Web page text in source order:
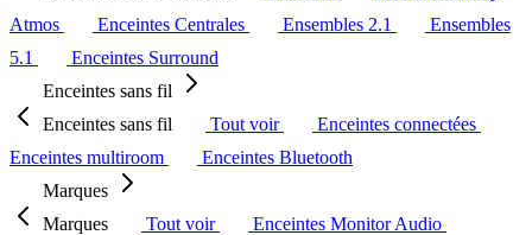
Atmos
Enceintes Centrales Ensembles 2.1
Ensembles
5.1
Enceintes Surround
Enceintes sans fil
Enceintes sans fil
Tout voir
Enceintes connectées
Enceintes multiroom
Enceintes Bluetooth
Marques
Marques
Tout voir
Enceintes Monitor Audio